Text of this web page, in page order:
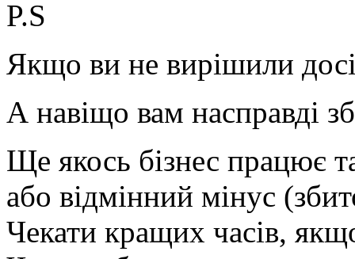
P.S
Якщо ви не вирішили
А навіщо вам насправді
Ще якось бізнес працює
або відмінний мінус
Чекати кращих часів,